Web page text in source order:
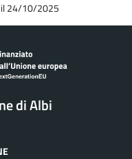
il 24/10/2025
di Albi